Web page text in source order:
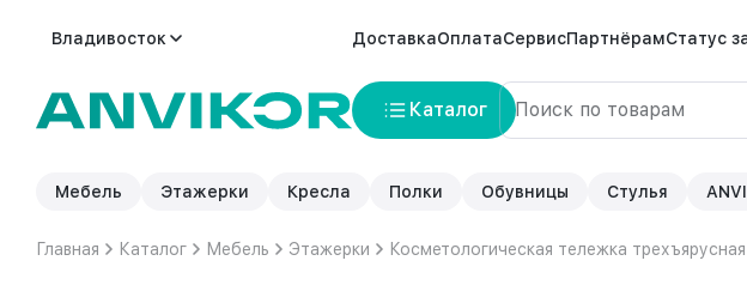
Владивосток ДоставкаОплатаСервисПартнёрамСтатус
Каталог
Мебель Этажерки Кресла Полки Обувницы Стулья
Главная Каталог Мебель Этажерки Косметологическая тележка